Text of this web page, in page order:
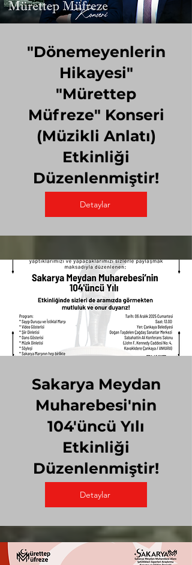
"Dönemeyenlerin
Hikayesi"
"Mürettep
Müfreze" Konseri
(Müzikli Anlatı)
Etkinliği
Düzenlenmiştir!
Detaylar
Sakarya Meydan
Muharebesi'nin
104'üncü Yılı
Etkinliği
Düzenlenmiştir!
Detaylar